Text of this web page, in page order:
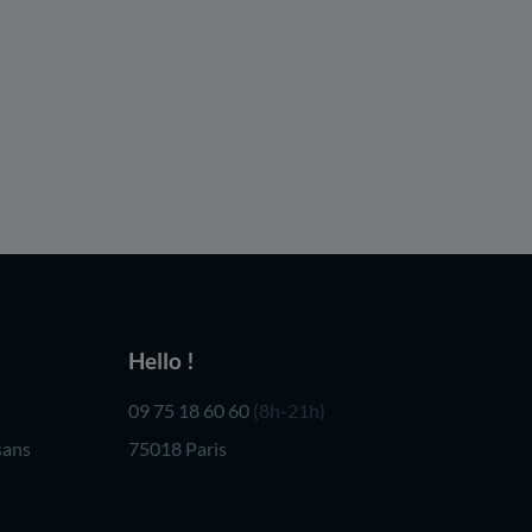
Hello !
09 75 18 60 60 (8h-21h)
75018 Paris